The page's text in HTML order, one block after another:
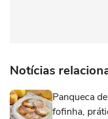
Notícias
Panqueca
fofinha,